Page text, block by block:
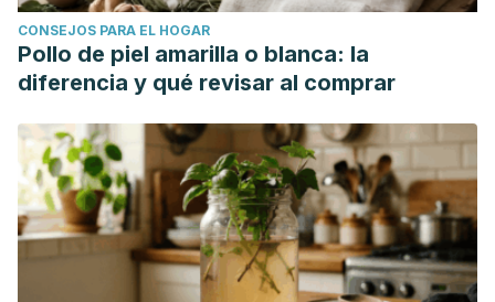
CONSEJOS PARA EL HOGAR
Pollo de piel amarilla o blanca: la
diferencia y qué revisar al comprar